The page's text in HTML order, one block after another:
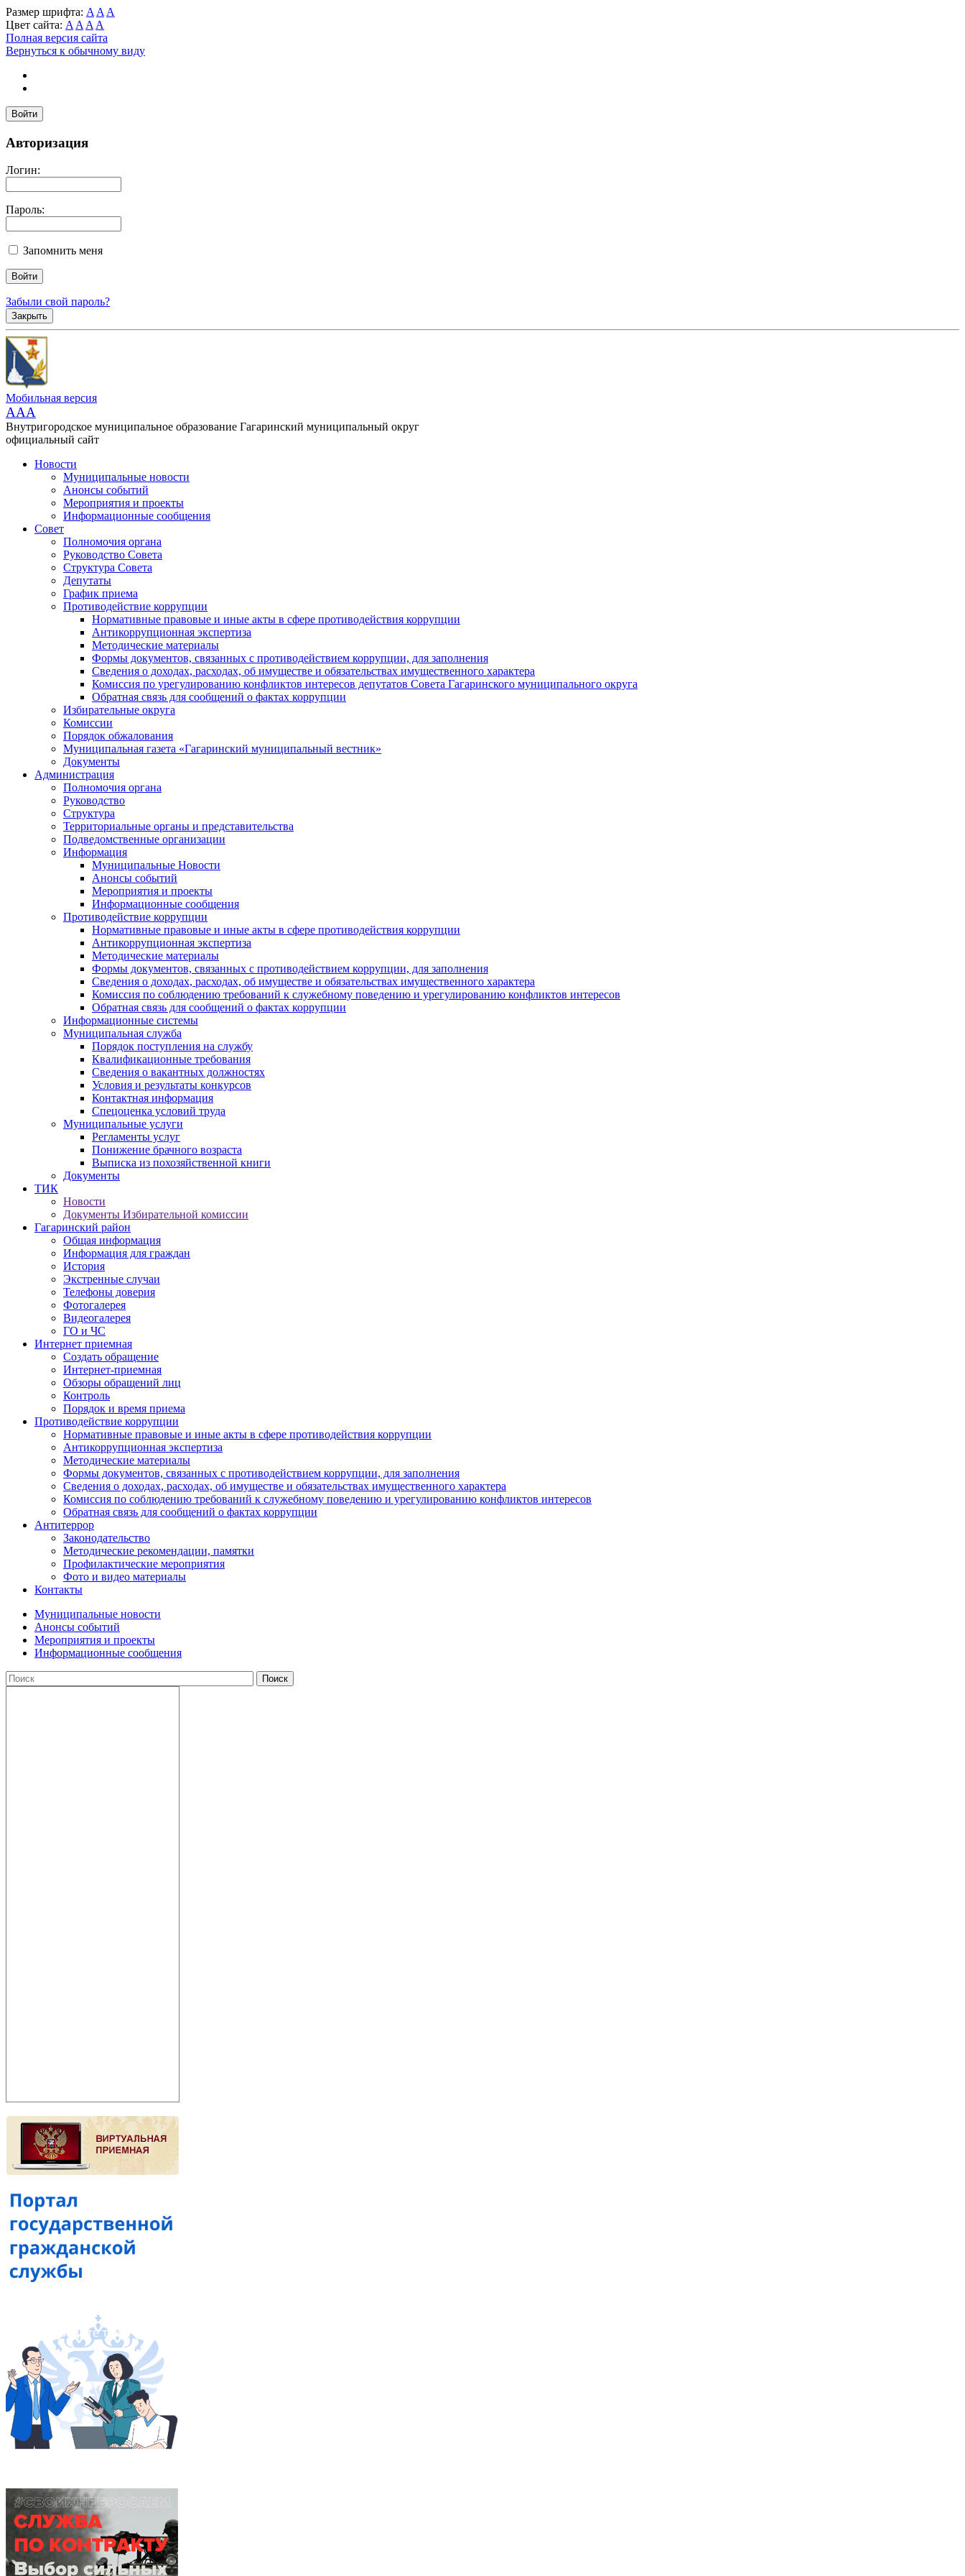
Размер шрифта: A A A
Цвет сайта: A A A A
Полная версия сайта
Вернуться к обычному виду
Войти
Авторизация
Логин:
Пароль:
Запомнить меня
Забыли свой пароль?
Закрыть
Мобильная версия
AAA
Внутригородское муниципальное образование Гагаринский муниципальный округ
официальный сайт
Новости
Муниципальные новости
Анонсы событий
Мероприятия и проекты
Информационные сообщения
Совет
Полномочия органа
Руководство Совета
Структура Совета
Депутаты
График приема
Противодействие коррупции
Нормативные правовые и иные акты в сфере противодействия коррупции
Антикоррупционная экспертиза
Методические материалы
Формы документов, связанных с противодействием коррупции, для заполнения
Сведения о доходах, расходах, об имуществе и обязательствах имущественного характера
Комиссия по урегулированию конфликтов интересов депутатов Совета Гагаринского муниципального округа
Обратная связь для сообщений о фактах коррупции
Избирательные округа
Комиссии
Порядок обжалования
Муниципальная газета «Гагаринский муниципальный вестник»
Документы
Администрация
Полномочия органа
Руководство
Структура
Территориальные органы и представительства
Подведомственные организации
Информация
Муниципальные Новости
Анонсы событий
Мероприятия и проекты
Информационные сообщения
Противодействие коррупции
Нормативные правовые и иные акты в сфере противодействия коррупции
Антикоррупционная экспертиза
Методические материалы
Формы документов, связанных с противодействием коррупции, для заполнения
Сведения о доходах, расходах, об имуществе и обязательствах имущественного характера
Комиссия по соблюдению требований к служебному поведению и урегулированию конфликтов интересов
Обратная связь для сообщений о фактах коррупции
Информационные системы
Муниципальная служба
Порядок поступления на службу
Квалификационные требования
Сведения о вакантных должностях
Условия и результаты конкурсов
Контактная информация
Спецоценка условий труда
Муниципальные услуги
Регламенты услуг
Понижение брачного возраста
Выписка из похозяйственной книги
Документы
ТИК
Новости
Документы Избирательной комиссии
Гагаринский район
Общая информация
Информация для граждан
История
Экстренные случаи
Телефоны доверия
Фотогалерея
Видеогалерея
ГО и ЧС
Интернет приемная
Создать обращение
Интернет-приемная
Обзоры обращений лиц
Контроль
Порядок и время приема
Противодействие коррупции
Нормативные правовые и иные акты в сфере противодействия коррупции
Антикоррупционная экспертиза
Методические материалы
Формы документов, связанных с противодействием коррупции, для заполнения
Сведения о доходах, расходах, об имуществе и обязательствах имущественного характера
Комиссия по соблюдению требований к служебному поведению и урегулированию конфликтов интересов
Обратная связь для сообщений о фактах коррупции
Антитеррор
Законодательство
Методические рекомендации, памятки
Профилактические мероприятия
Фото и видео материалы
Контакты
Муниципальные новости
Анонсы событий
Мероприятия и проекты
Информационные сообщения